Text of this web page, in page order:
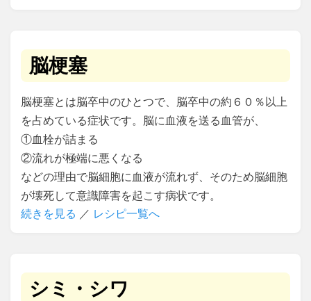
脳梗塞
脳梗塞とは脳卒中のひとつで、脳卒中の約６０％以上
を占めている症状です。脳に血液を送る血管が、
①血栓が詰まる
②流れが極端に悪くなる
などの理由で脳細胞に血液が流れず、そのため脳細胞
が壊死して意識障害を起こす病状です。
続きを見る ／ レシピ一覧へ
シミ・シワ